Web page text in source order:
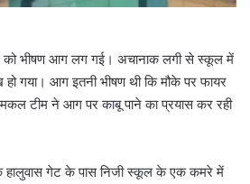
को भीषण आग लग गई। अचानाक लगी से स्कूल में
गया। आग इतनी भीषण थी कि मौके पर फायर
टीम ने आग पर काबू पाने का प्रयास कर रही
हालुवास गेट के पास निजी स्कूल के एक कमरे में